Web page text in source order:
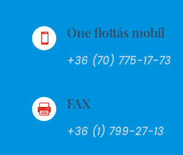
 One flottás mobil
+36 (70) 775-17-73
 FAX
+36 (1) 799-27-13